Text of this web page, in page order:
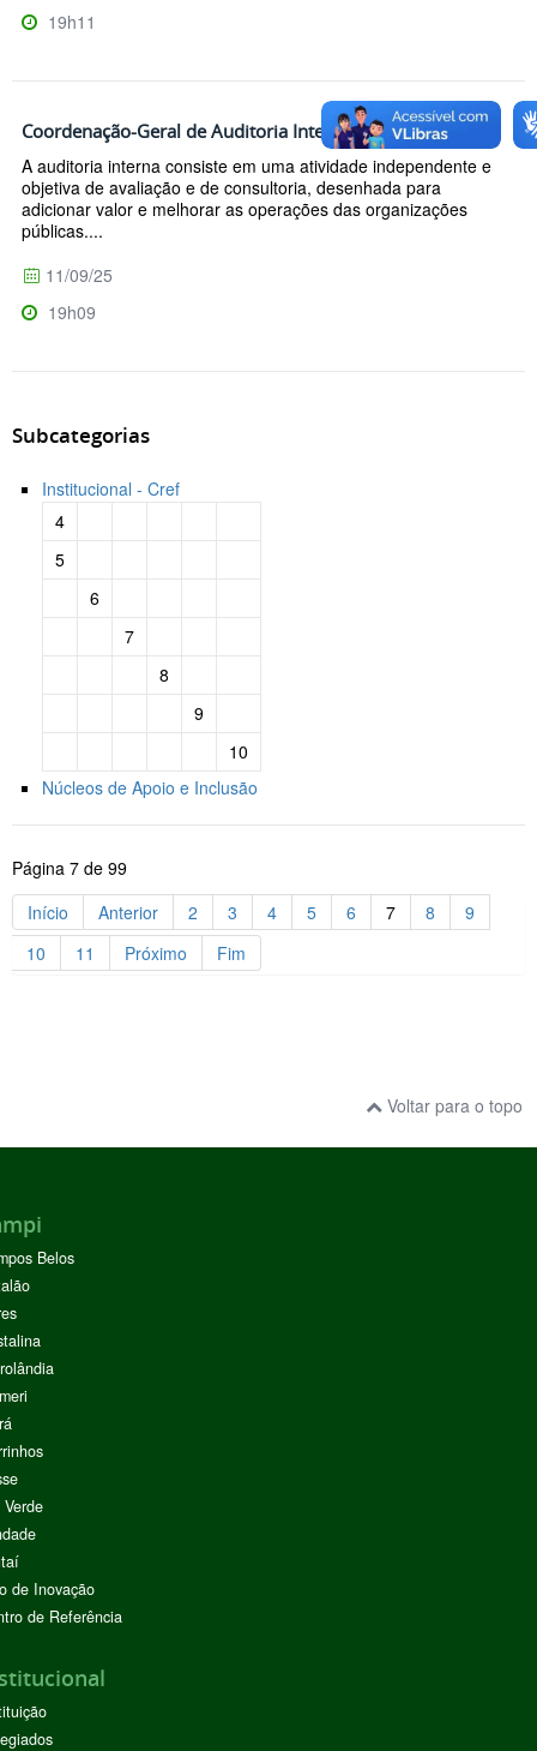
19h11
Coordenação-Geral de Auditoria Interna
A auditoria interna consiste em uma atividade independente e
objetiva de avaliação e de consultoria, desenhada para
adicionar valor e melhorar as operações das organizações
públicas....
11/09/25
19h09
Subcategorias
Institucional - Cref
4
5
6
7
8
9
10
Núcleos de Apoio e Inclusão
Página 7 de 99
Início
Anterior 2 3 4 5 6 7 8
9
10
11 Próximo Fim
Voltar para o topo
Belos
de Inovação
de Referência